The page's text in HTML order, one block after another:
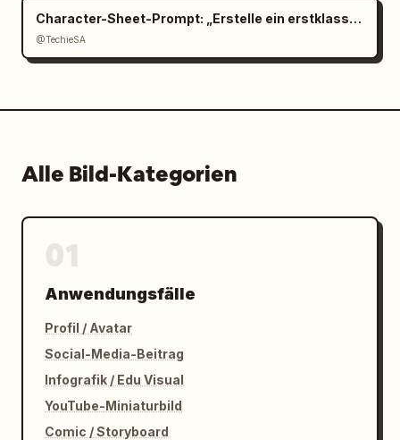
Character-Sheet-Prompt: „Erstelle ein erstklassiges cinemat
@TechieSA
Alle Bild-Kategorien
Anwendungsfälle
Profil / Avatar
Social-Media-Beitrag
Infografik / Edu Visual
YouTube-Miniaturbild
Comic / Storyboard